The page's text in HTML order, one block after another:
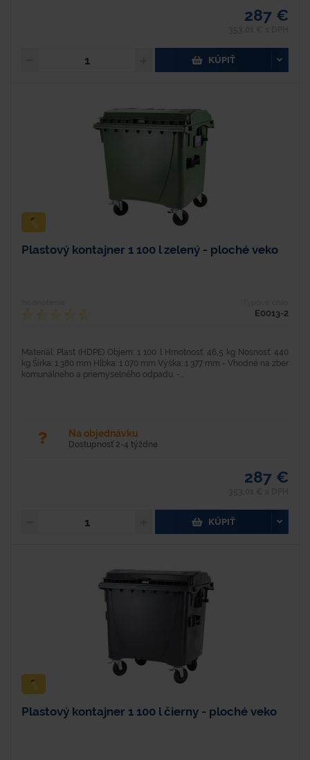
287 €
KÚPIŤ
Plastový kontajner 1 100 l zelený - ploché veko
E0013-2
Materiál: Plast (HDPE) Objem: 1 100 l Hmotnosť: 46,5 kg Nosnosť: 440
kg Šírka: 1 380 mm Hĺbka: 1 070 mm Výška: 1 377 mm - Vhodné na zber
komunálneho a priemyselného odpadu. -...
Na objednávku
Dostupnosť 2-4 týždne
287 €
KÚPIŤ
Plastový kontajner 1 100 l čierny - ploché veko